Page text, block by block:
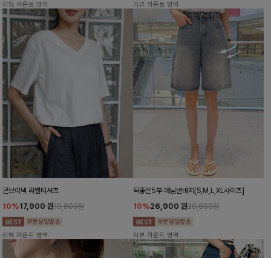
리뷰 카운트 영역 리뷰 카운트 영역
콘브이넥 라벨티셔츠
10%17,900 원19,800원
리뷰 카운트 영역
딱좋은5부 데님반바지[S,M,L,XL사이즈]
10%26,900 원29,800원
리뷰 카운트 영역